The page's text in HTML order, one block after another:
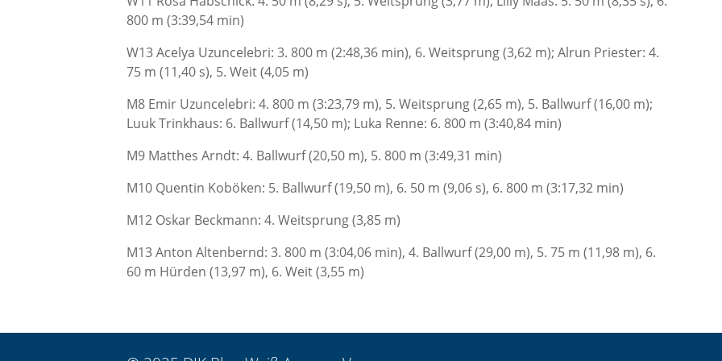
800 m (3:39,54 min)
W13 Acelya Uzuncelebri: 3. 800 m (2:48,36 min), 6. Weitsprung (3,62 m); Alrun Priester: 4.
75 m (11,40 s), 5. Weit (4,05 m)
M8 Emir Uzuncelebri: 4. 800 m (3:23,79 m), 5. Weitsprung (2,65 m), 5. Ballwurf (16,00 m);
Luuk Trinkhaus: 6. Ballwurf (14,50 m); Luka Renne: 6. 800 m (3:40,84 min)
M9 Matthes Arndt: 4. Ballwurf (20,50 m), 5. 800 m (3:49,31 min)
M10 Quentin Koböken: 5. Ballwurf (19,50 m), 6. 50 m (9,06 s), 6. 800 m (3:17,32 min)
M12 Oskar Beckmann: 4. Weitsprung (3,85 m)
M13 Anton Altenbernd: 3. 800 m (3:04,06 min), 4. Ballwurf (29,00 m), 5. 75 m (11,98 m), 6.
60 m Hürden (13,97 m), 6. Weit (3,55 m)